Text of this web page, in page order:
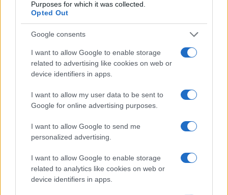
Purposes for which it was collected.
Opted Out
Google consents
I want to allow Google to enable storage
related to advertising like cookies on web or
device identifiers in apps.
I want to allow my user data to be sent to
Google for online advertising purposes.
I want to allow Google to send me
personalized advertising.
I want to allow Google to enable storage
related to analytics like cookies on web or
device identifiers in apps.
συνεδρίαση της Κοινοβουλευτικής Ομάδας ήταν
δριμύτατη. Ο πρόεδρος του ΣΥΡΙΖΑ κατηγόρησε
προκαλούν τεχνητή κρίση, υπενθυμίζοντας ότι
διεγράφη επειδή προσέβαλε τη λειτουργία της